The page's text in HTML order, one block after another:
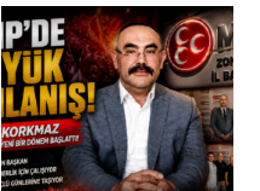
Başkan
Sahnede!
Korkmaz Yol
Vermiyor
TARİHİ
BULUŞMA!
SEKİZ İL
BAŞKANI
BİR ARADA